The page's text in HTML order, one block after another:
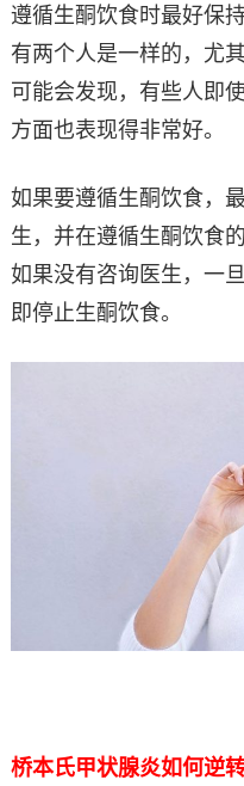
遵循生酮饮食时最好保
有两个人是一样的，尤
可能会发现，有些人即
方面也表现得非常好。
如果要遵循生酮饮食，
生，并在遵循生酮饮食
如果没有咨询医生，一
即停止生酮饮食。
桥本氏甲状腺炎如何逆转